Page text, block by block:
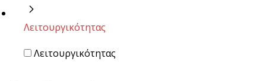
Λειτουργικότητας
Λειτουργικότητας